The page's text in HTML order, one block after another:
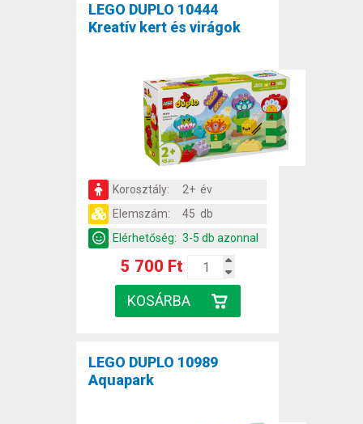
LEGO DUPLO 10444
Kreatív kert és virágok
Korosztály:
2+ év
Elemszám:
45 db
Elérhetőség: 3-5 db azonnal
5 700 Ft
LEGO DUPLO 10989
Aquapark